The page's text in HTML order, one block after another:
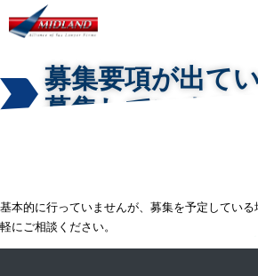
募集要項が出て
募集していません
基本的に行っていませんが、募集を予定してい
軽にご相談ください。